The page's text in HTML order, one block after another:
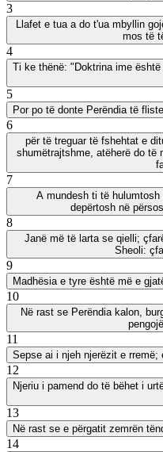
3
Llafet e tua a do t'ua mbyllin
mos të
4
Ti ke thënë: "Doktrina ime
5
Por po të donte Perëndia të
6
për të treguar të fshehtat e
shumëtrajtshme, atëherë do të
7
A mundesh ti të
depërtosh në
8
Janë më të larta se qielli;
Sheoli:
9
Madhësia e tyre është më e
10
Në rast se Perëndia kalon,
11
Sepse ai i njeh njerëzit e rremë;
12
Njeriu i pamend do të bëhet i
13
Në rast se e përgatit zemrën
14